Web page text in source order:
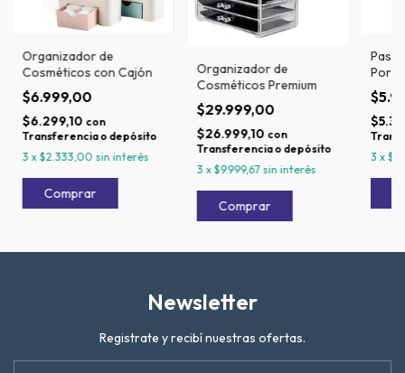
Organizador de
Cosméticos con Cajón
$6.999,00
$6.299,10 con
Transferencia o depósito
3 x$2.333,00 sin interés
Organizador de
Cosméticos Premium
$29.999,00
$26.999,10 con
Transferencia o depósito
3 x$9.999,67 sin interés
3 x
Newsletter
Registrate y recibí nuestras ofertas.